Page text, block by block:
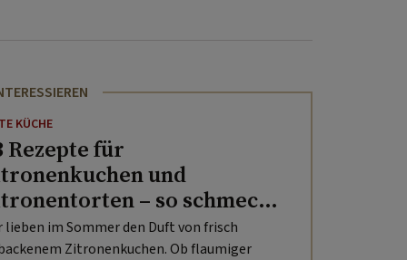
KÜCHE
Rezepte für
und
– so schmeckt
Sommer!
lieben im Sommer den Duft von frisch
Zitronenkuchen. Ob flaumiger